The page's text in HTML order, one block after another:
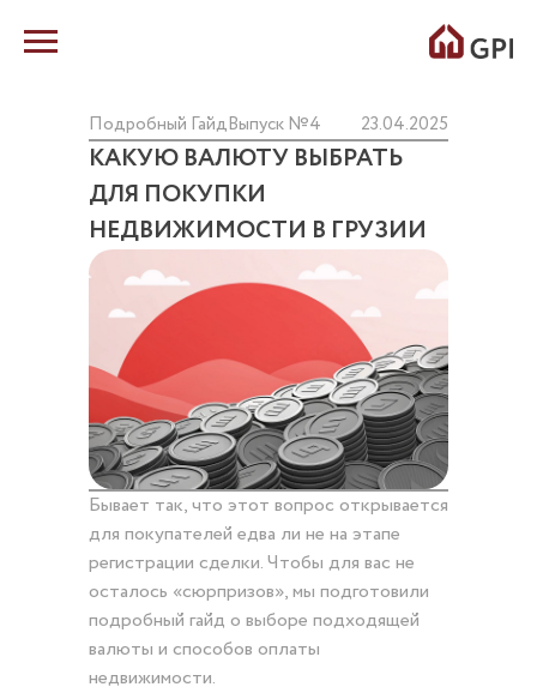
Подробный ГайдВыпуск №4 23.04.2025
КАКУЮ ВАЛЮТУ ВЫБРАТЬ
ДЛЯ ПОКУПКИ
НЕДВИЖИМОСТИ В ГРУЗИИ
Бывает так, что этот вопрос открывается
для покупателей едва ли не на этапе
регистрации сделки. Чтобы для вас не
осталось «сюрпризов», мы подготовили
подробный гайд о выборе подходящей
валюты и способов оплаты
недвижимости.